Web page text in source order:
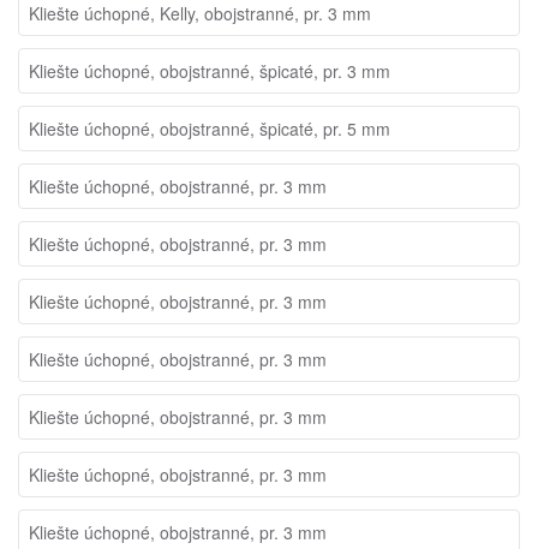
Kliešte úchopné, Kelly, obojstranné, pr. 3 mm
Kliešte úchopné, obojstranné, špicaté, pr. 3 mm
Kliešte úchopné, obojstranné, špicaté, pr. 5 mm
Kliešte úchopné, obojstranné, pr. 3 mm
Kliešte úchopné, obojstranné, pr. 3 mm
Kliešte úchopné, obojstranné, pr. 3 mm
Kliešte úchopné, obojstranné, pr. 3 mm
Kliešte úchopné, obojstranné, pr. 3 mm
Kliešte úchopné, obojstranné, pr. 3 mm
Kliešte úchopné, obojstranné, pr. 3 mm